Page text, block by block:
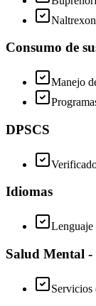
Consumo de
Manejo
DPSCS
Idiomas
Lenguaje
Salud Mental -
Servicios